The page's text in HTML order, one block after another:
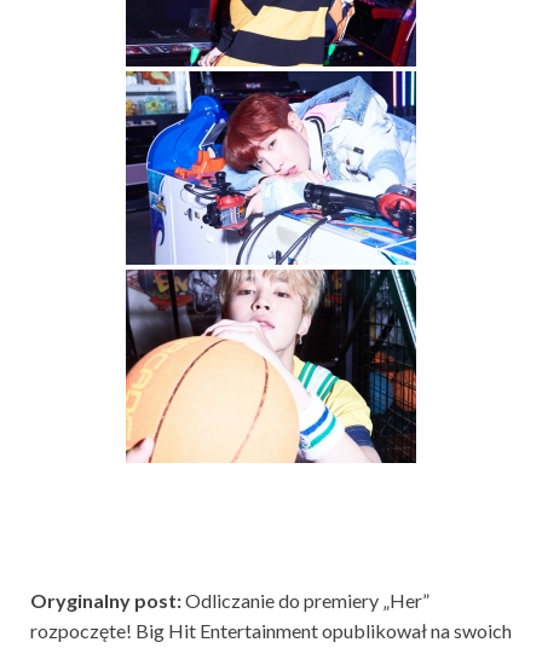
Oryginalny post:Odliczanie do premiery „Her”
rozpoczęte! Big Hit Entertainment opublikował na swoich